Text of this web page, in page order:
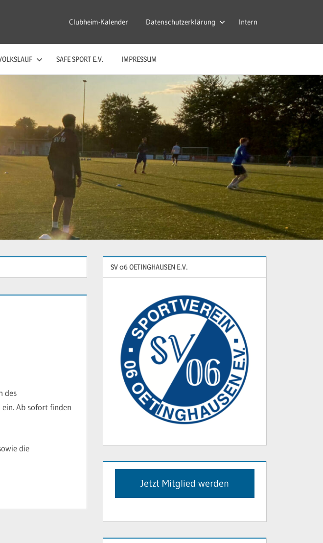
Clubheim-Kalender Datenschutzerklärung Intern
SAFE SPORT E.V. IMPRESSUM
des
Ab sofort finden
die
SV 06 OETINGHAUSEN E.V.
Jetzt Mitglied werden